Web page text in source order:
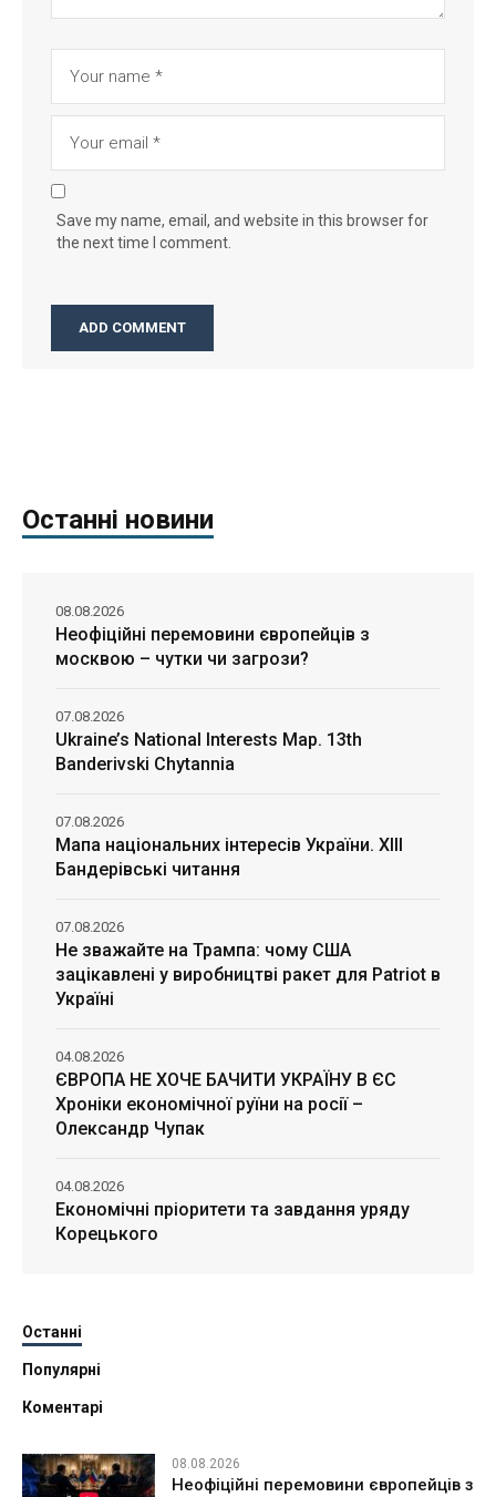
Save my name, email, and website in this browser for
the next time I comment.
Останні новини
Неофіційні перемовини європейців з
москвою – чутки чи загрози?
08.08.2026
Ukraine’s National Interests Map. 13th
Banderivski Chytannia
07.08.2026
Мапа національних інтересів України. ХІІІ
Бандерівські читання
07.08.2026
Не зважайте на Трампа: чому США
зацікавлені у виробництві ракет для Patriot в
Україні
07.08.2026
ЄВРОПА НЕ ХОЧЕ БАЧИТИ УКРАЇНУ В ЄС
Хроніки економічної руїни на росії –
Олександр Чупак
04.08.2026
Економічні пріоритети та завдання уряду
Корецького
04.08.2026
Останні
Популярні
Коментарі
08.08.2026
Неофіційні перемовини європейців з